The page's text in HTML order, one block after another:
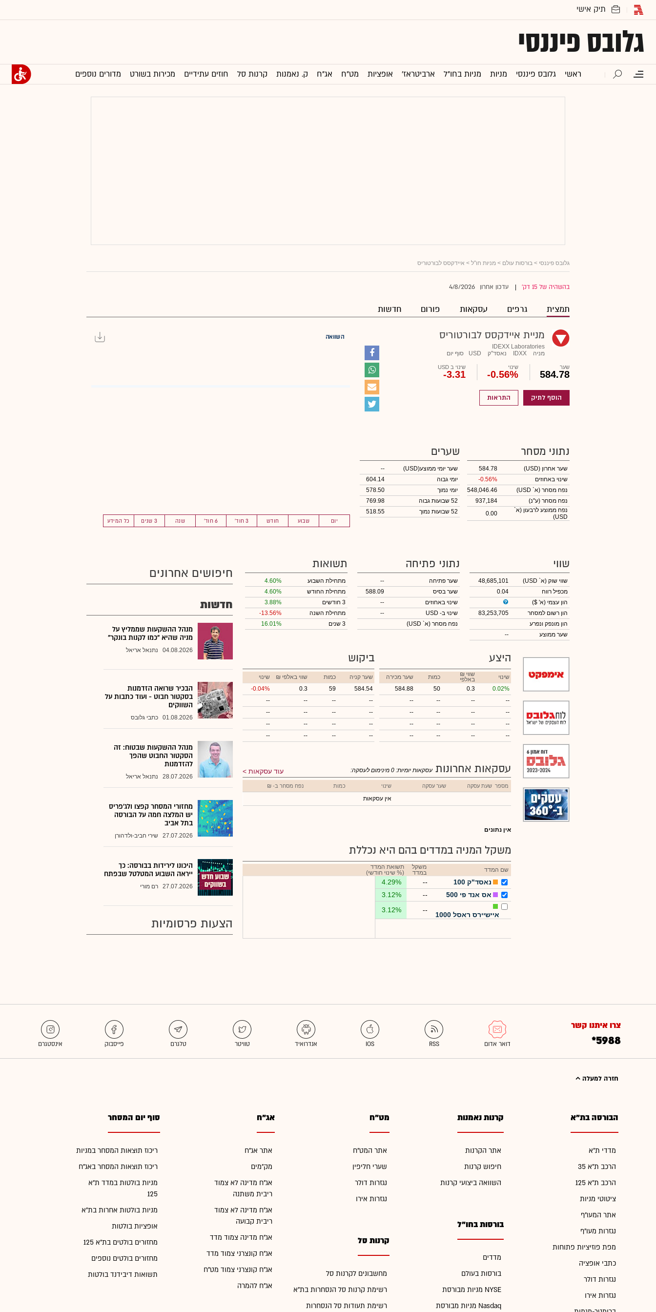
גלובס פיננסי
ראשי גלובס פיננסי מניות מניות בחו"ל ארביטראז' אופציות מט"ח אג"ח ק. נאמנות קרנות סל חוזים עתידיים מכירות בשורט מדורים נוספים
גלובס פיננסי > בורסות עולם > מניות חו"ל > איידקסס לבורטוריס
בהשהיה של 15 דק' עדכון אחרון 4/8/2026
תמצית גרפים עסקאות פורום חדשות
מניית איידקסס לבורטוריס
IDEXX Laboratories
מניה
IDXX נאסד"ק USD סוף יום
שער
584.78
שינוי
-0.56%
שינוי ב USD
-3.31
הוסף לתיק התראות
השוואה
יום שבוע חודש 3 חוד' 6 חוד' שנה 3 שנים כל המידע
נתוני מסחר
שער אחרון (USD)
584.78
שינוי באחוזים
-0.56%
נפח מסחר (א` USD)
548,046.46
נפח מסחר (ע"נ)
937,184
נפח ממוצע לרבעון (א`
USD)
0.00
שערים
שער יומי ממוצע(USD)
--
יומי גבוה
604.14
יומי נמוך
578.50
52 שבועות גבוה
769.98
52 שבועות נמוך
518.55
שווי
שווי שוק (א` USD)
48,685,101
מכפיל רווח
0.04
הון עצמי (א' $)
הון רשום למסחר
83,253,705
הון מונפק ונפרע
שער ממוצע
--
נתוני פתיחה
שער פתיחה
--
שער בסיס
588.09
שינוי באחוזים
--
שינוי ב- USD
--
נפח מסחר (א` USD)
תשואות
מתחילת השבוע
4.60%
מתחילת החודש
4.60%
3 חודשים
3.88%
מתחילת השנה
-13.56%
3 שנים
16.01%
היצע
שינוי ₪ שווי
באלפי כמות
שער מכירה
0.02%
0.3
50
584.88
--
--
--
--
--
--
--
--
--
--
--
--
--
--
--
--
ביקוש
שער קניה כמות ₪ שווי באלפי
שינוי
584.54
59
0.3
-0.04%
--
--
--
--
--
--
--
--
--
--
--
--
--
--
--
--
עסקאות אחרונות עוד עסקאות עסקאות יומיות: 0 מינימום לעסקה:
מספר שעת עסקה שער עסקה שינוי כמות נפח מסחר ב- ₪
אין עסקאות
אין נתונים
משקל המניה במדדים בהם היא נכללת
שם המדד
משקל
במדד
תשואת המדד
(% שינוי חודשי)
נאסד"ק 100 --
4.29%
אס אנד פי 500
--
3.12%
איישיירס ראסל 1000
--
3.12%
חיפושים אחרונים
חדשות
מנהל ההשקעות שממליץ על
מניה שהיא "כמו לקנות בונקר"
04.08.2026 נתנאל אריאל
הבכיר שרואה הזדמנות
בסקטור חבוט - ועוד כתבות על
השווקים
01.08.2026 כתבי גלובס
מנהל ההשקעות שבטוח: זה
הסקטור החבוט שהפך
להזדמנות
28.07.2026 נתנאל אריאל
מחזורי המסחר קפצו ולג'פריס
יש המלצה חמה על הבורסה
בתל אביב
27.07.2026 שירי חביב-ולדהורן
היכונו לירידות בבורסה: כך
ייראה השבוע המטלטל שבפתח
27.07.2026 רם מורי
הצעות פרסומיות
צרו איתנו קשר
*5988
חזרה למעלה
הבורסה בת"א
מדדי ת"א
הרכב ת"א 35
הרכב ת"א 125
ציטוטי מניות
אתר המעו"ף
נגזרות מעו"ף
מפת פוזיציות פתוחות
כתבי אופציה
נגזרות דולר
נגזרות אירו
קרנות נאמנות
אתר הקרנות
חיפוש קרנות
השוואה ביצועי קרנות
בורסות בחו"ל
מדדים
בורסות בעולם
מניות מבורסת NYSE
מניות מבורסת Nasdaq
מט"ח
אתר המט"ח
שערי חליפין
נגזרות דולר
נגזרות אירו
קרנות סל
מחשבונים לקרנות סל
רשימת קרנות סל הנסחרות בת"א
רשימת תעודות סל הנסחרות
אג"ח
אתר אג"ח
מק"מים
אג"ח מדינה לא צמוד
ריבית משתנה
אג"ח מדינה לא צמוד
ריבית קבועה
אג"ח מדינה צמוד מדד
אג"ח קונצרני צמוד מדד
אג"ח קונצרני צמוד מט"ח
אג"ח להמרה
סוף יום המסחר
ריכוז תוצאות המסחר במניות
ריכוז תוצאות המסחר באג"ח
מניות בולטות במדד ת"א
125
מניות בולטות אחרות בת"א
אופציות בולטות
מחזורים בולטים בת"א 125
מחזורים בולטים נוספים
תשואות דיבידנד בולטות